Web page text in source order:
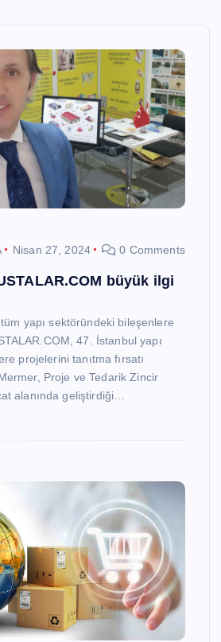
Nisan 27, 2024 0 Comments
büyük ilgi
yapı sektöründeki bileşenlere
47. İstanbul yapı
projelerini tanıtma fırsatı
Proje ve Tedarik Zincir
alanında geliştirdiği…